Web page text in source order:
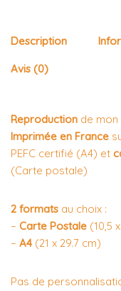
Description
Avis (0)
Reproduction de
Imprimée en France
PEFC certifié (A4) et
(Carte postale)
2 formats au choix :
– Carte Postale (10,5
– A4(21 x 29.7 cm)
Pas de